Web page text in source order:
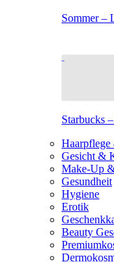
Sommer –
Starbucks
Gesicht &
Make-Up
Gesundheit
Hygiene
Erotik
Beauty